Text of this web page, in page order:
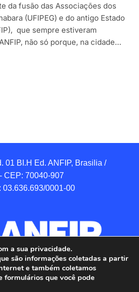
da fusão das Associações dos
(UFIPEG) e do antigo Estado
que sempre estiveram
não só porque, na cidade…
01 BI.H Ed. ANFIP, Brasilia /
CEP: 70040-907
03.636.693/0001-00
a sua privacidade.
são informações coletadas a partir
e também coletamos
formulários que você pode